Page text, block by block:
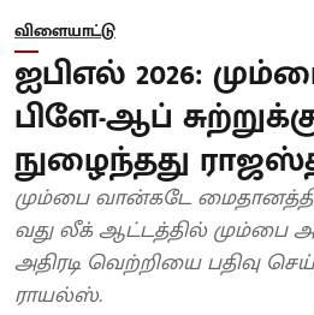
விளையாட்டு
ஐபிஎல் 2026:
பிளே-ஆப்
நுழைந்தது
மும்பை வான்கடே
வது லீக் ஆட்டத்தில் மும்பை
அதிரடி வெற்றியை பதிவு
ராயல்ஸ்.